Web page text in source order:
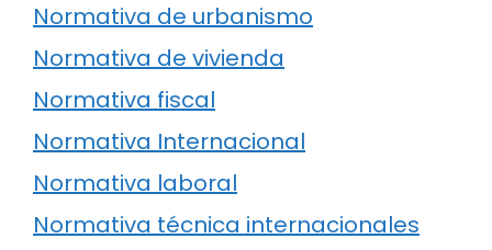
Normativa de urbanismo
Normativa de vivienda
Normativa fiscal
Normativa Internacional
Normativa laboral
Normativa técnica internacionales